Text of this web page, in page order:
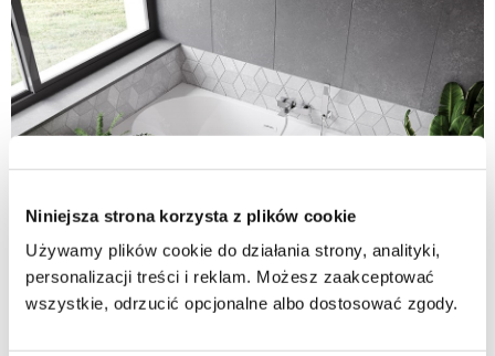
Niniejsza strona korzysta z plików cookie
Używamy plików cookie do działania strony, analityki,
personalizacji treści i reklam. Możesz zaakceptować
wszystkie, odrzucić opcjonalne albo dostosować zgody.